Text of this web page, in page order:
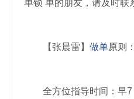
单锁 单的朋友，请及时联
【张晨雷】 做单原则
全方位指导时间：早7